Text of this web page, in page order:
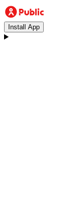
Install App